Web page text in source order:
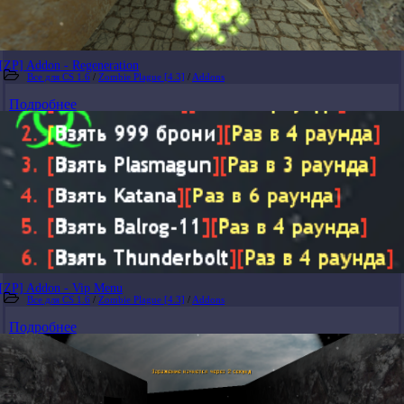
[ZP] Addon - Regeneration
Все для CS 1.6 / Zombie Plague [4.3] /Addons
Подробнее
[ZP] Addon - Vip Menu
Все для CS 1.6 / Zombie Plague [4.3] /Addons
Подробнее